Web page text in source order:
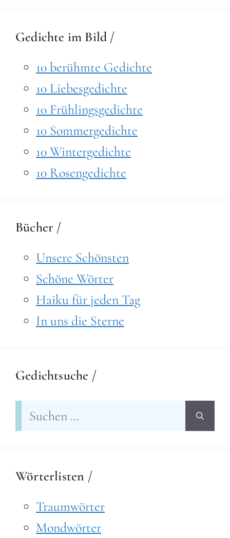
Gedichte im Bild /
10 berühmte Gedichte
10 Liebesgedichte
10 Frühlingsgedichte
10 Sommergedichte
10 Wintergedichte
10 Rosengedichte
Bücher /
Unsere Schönsten
Schöne Wörter
Haiku für jeden Tag
In uns die Sterne
Gedichtsuche /
Suchen
nach:
Wörterlisten /
Traumwörter
Mondwörter